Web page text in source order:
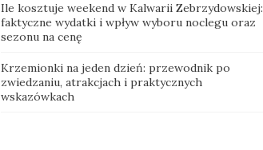
Ile kosztuje weekend w Kalwarii Zebrzydowskiej:
faktyczne wydatki i wpływ wyboru noclegu oraz
sezonu na cenę
Krzemionki na jeden dzień: przewodnik po
zwiedzaniu, atrakcjach i praktycznych
wskazówkach